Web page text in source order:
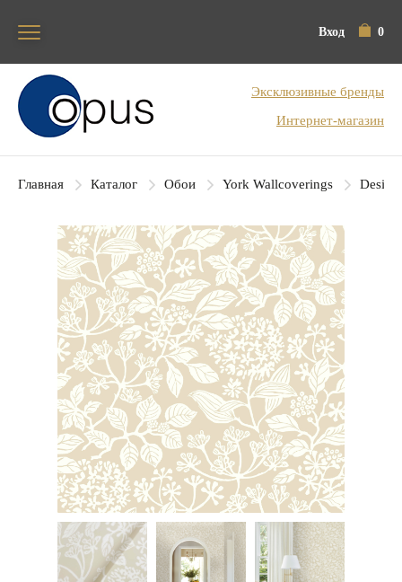
Вход 0
Блок поиска
Эксклюзивные бренды
Интернет-магазин
Главная Каталог Обои York Wallcoverings